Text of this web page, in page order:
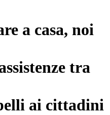
a casa, noi
tra
ai cittadini